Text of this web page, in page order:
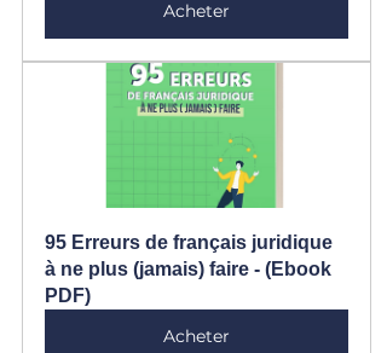
Acheter
95 Erreurs de français juridique
à ne plus (jamais) faire - (Ebook
PDF)
Acheter